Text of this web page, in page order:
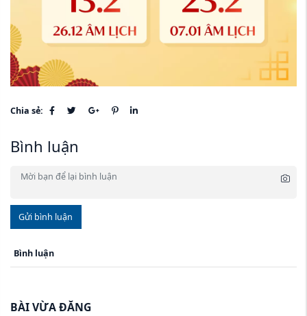
Chia sẻ:
Bình luận
Gửi bình luận
Bình luận
BÀI VỪA ĐĂNG